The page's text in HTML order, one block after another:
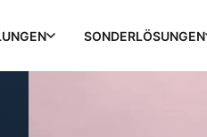
SONDERLÖSUNGEN